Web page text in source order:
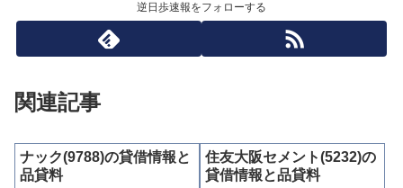
逆日歩速報をフォローする
関連記事
ナック(9788)の貸借情報と
品貸料
住友大阪セメント(5232)の
貸借情報と品貸料